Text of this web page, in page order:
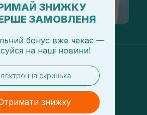
и получай
ЗНИЖКУ
ЗАМОВЛЕНЯ
бонус вже чекає —
на наші новини!
знижку